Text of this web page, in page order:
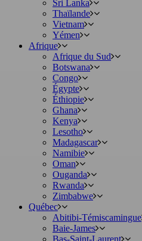
Sri Lanka
Thaïlande
Vietnam
Yémen
Afrique
Afrique du Sud
Botswana
Congo
Égypte
Éthiopie
Ghana
Kenya
Lesotho
Madagascar
Namibie
Oman
Ouganda
Rwanda
Zimbabwe
Québec
Abitibi-Témiscamingue
Baie-James
Bas-Saint-Laurent